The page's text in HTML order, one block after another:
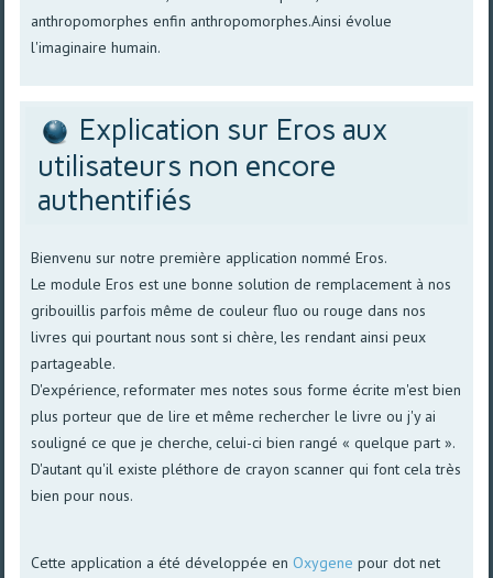
anthropomorphes enfin anthropomorphes.Ainsi évolue
l'imaginaire humain.
Explication sur Eros aux
utilisateurs non encore
authentifiés
Bienvenu sur notre première application nommé Eros.
Le module Eros est une bonne solution de remplacement à nos
gribouillis parfois même de couleur fluo ou rouge dans nos
livres qui pourtant nous sont si chère, les rendant ainsi peux
partageable.
D'expérience, reformater mes notes sous forme écrite m'est bien
plus porteur que de lire et même rechercher le livre ou j'y ai
souligné ce que je cherche, celui-ci bien rangé « quelque part ».
D'autant qu'il existe pléthore de crayon scanner qui font cela très
bien pour nous.
Cette application a été développée en Oxygene pour dot net